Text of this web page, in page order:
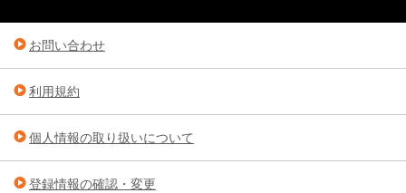
お問い合わせ
利用規約
個人情報の取り扱いについて
登録情報の確認・変更